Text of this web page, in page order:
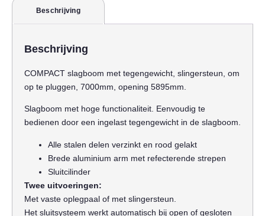
Beschrijving
Beschrijving
COMPACT slagboom met tegengewicht, slingersteun, om
op te pluggen, 7000mm, opening 5895mm.
Slagboom met hoge functionaliteit. Eenvoudig te
bedienen door een ingelast tegengewicht in de slagboom.
Alle stalen delen verzinkt en rood gelakt
Brede aluminium arm met refecterende strepen
Sluitcilinder
Twee uitvoeringen:
Met vaste oplegpaal of met slingersteun.
Het sluitsysteem werkt automatisch bij open of gesloten